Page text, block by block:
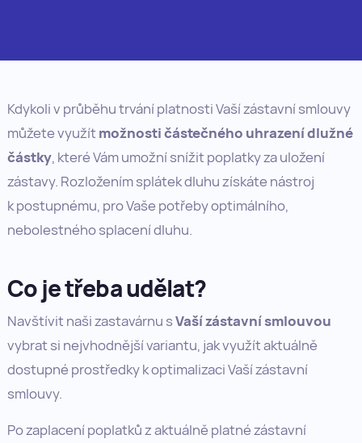
Kdykoli v průběhu trvání platnosti Vaší zástavní smlouvy
můžete využít možnosti částečného uhrazení dlužné
částky, které Vám umožní snížit poplatky za uložení
zástavy. Rozložením splátek dluhu získáte nástroj
k postupnému, pro Vaše potřeby optimálního,
nebolestného splacení dluhu.
Co je třeba udělat?
Navštívit naši zastavárnu sVaší zástavní smlouvou
vybrat si nejvhodnější variantu, jak využít aktuálně
dostupné prostředky k optimalizaci Vaší zástavní
smlouvy.
Po zaplacení poplatků z aktuálně platné zástavní